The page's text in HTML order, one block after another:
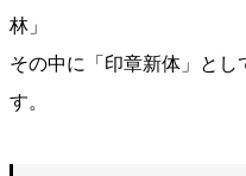
林」
その中に「印章新体」とし
す。